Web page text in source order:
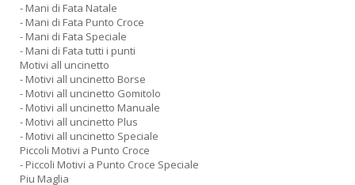
- Mani di Fata Natale
- Mani di Fata Punto Croce
- Mani di Fata Speciale
- Mani di Fata tutti i punti
Motivi all uncinetto
- Motivi all uncinetto Borse
- Motivi all uncinetto Gomitolo
- Motivi all uncinetto Manuale
- Motivi all uncinetto Plus
- Motivi all uncinetto Speciale
Piccoli Motivi a Punto Croce
- Piccoli Motivi a Punto Croce Speciale
Piu Maglia